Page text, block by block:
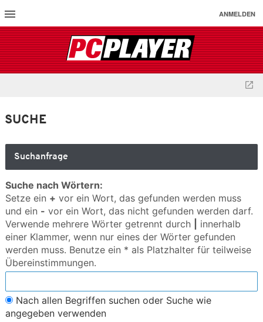
ANMELDEN
SUCHE
Suchanfrage
Suche nach Wörtern:
Setze ein + vor ein Wort, das gefunden werden muss
und ein - vor ein Wort, das nicht gefunden werden darf.
Verwende mehrere Wörter getrennt durch
innerhalb
einer Klammer, wenn nur eines der Wörter gefunden
werden muss. Benutze ein * als Platzhalter für teilweise
Übereinstimmungen.
Nach allen Begriffen suchen oder Suche wie
angegeben verwenden